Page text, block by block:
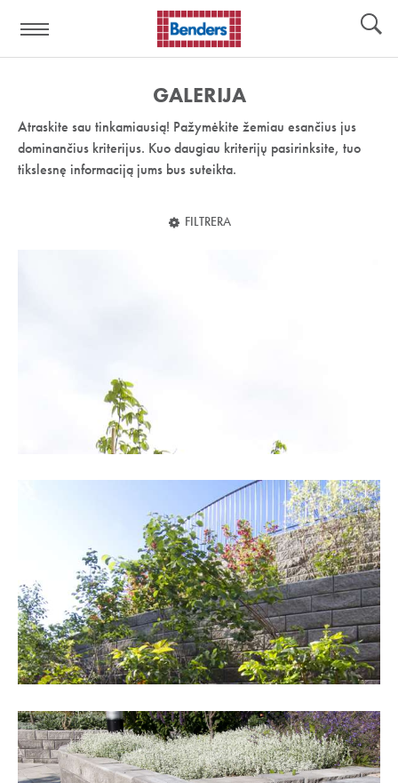
nuoroda:
GALERIJA
Atraskite sau tinkamiausią! Pažymėkite žemiau esančius jus
dominančius kriterijus. Kuo daugiau kriterijų pasirinksite, tuo
tikslesnę informaciją jums bus suteikta.
FILTRERA